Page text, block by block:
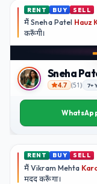
RENT BUY SELL
मैंSneha Patel Hauz
करूँगी।
Sneha Patel
Sneha
4.7 (51) 7+
RENT BUY SELL
मैंVikram Mehta
मददकरूँगा।